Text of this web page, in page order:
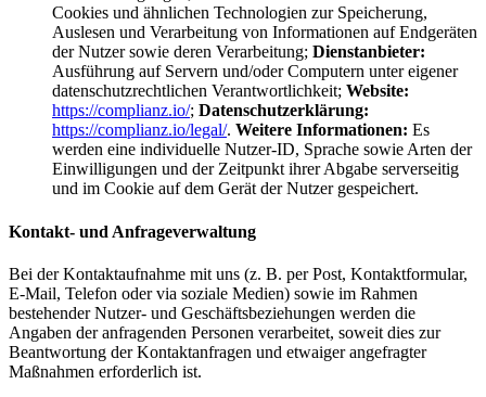
Cookies und ähnlichen Technologien zur Speicherung,
Auslesen und Verarbeitung von Informationen auf Endgeräten
der Nutzer sowie deren Verarbeitung; Dienstanbieter:
Ausführung auf Servern und/oder Computern unter eigener
datenschutzrechtlichen Verantwortlichkeit; Website:
https://complianz.io/; Datenschutzerklärung:
https://complianz.io/legal/. Weitere Informationen: Es
werden eine individuelle Nutzer-ID, Sprache sowie Arten der
Einwilligungen und der Zeitpunkt ihrer Abgabe serverseitig
und im Cookie auf dem Gerät der Nutzer gespeichert.
Kontakt- und Anfrageverwaltung
Bei der Kontaktaufnahme mit uns (z. B. per Post, Kontaktformular,
E-Mail, Telefon oder via soziale Medien) sowie im Rahmen
bestehender Nutzer- und Geschäftsbeziehungen werden die
Angaben der anfragenden Personen verarbeitet, soweit dies zur
Beantwortung der Kontaktanfragen und etwaiger angefragter
Maßnahmen erforderlich ist.